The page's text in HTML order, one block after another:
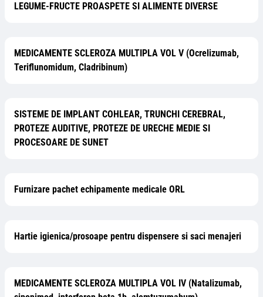
LEGUME-FRUCTE PROASPETE SI ALIMENTE DIVERSE
MEDICAMENTE SCLEROZA MULTIPLA VOL V (Ocrelizumab,
Teriflunomidum, Cladribinum)
SISTEME DE IMPLANT COHLEAR, TRUNCHI CEREBRAL,
PROTEZE AUDITIVE, PROTEZE DE URECHE MEDIE SI
PROCESOARE DE SUNET
Furnizare pachet echipamente medicale ORL
Hartie igienica/prosoape pentru dispensere si saci menajeri
MEDICAMENTE SCLEROZA MULTIPLA VOL IV (Natalizumab,